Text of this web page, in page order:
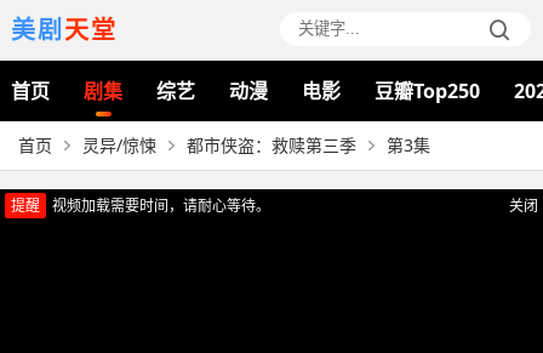
美剧天堂
首页 剧集 综艺 动漫 电影 豆瓣Top250
首页 灵异/惊悚 都市侠盗：救赎第三季 第3集
关闭
提醒
视频加载需要时间，请耐心等待。